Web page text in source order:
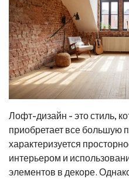
Лофт-дизайн - это стиль,
приобретает все большую
характеризуется
интерьером и
элементов в декоре.